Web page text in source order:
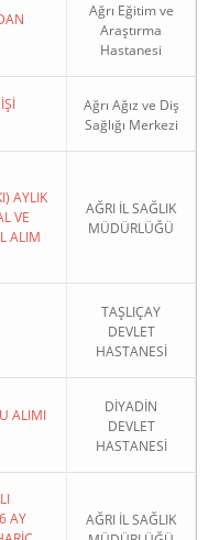
Ağrı Eğitim ve
Araştırma
Hastanesi
Ağrı Ağız ve Diş
Sağlığı Merkezi
AYLIK
VE
ALIM
AĞRI İL SAĞLIK
MÜDÜRLÜĞÜ
TAŞLIÇAY
DEVLET
HASTANESİ
ALIMI
DİYADİN
DEVLET
HASTANESİ
AY
AĞRI İL SAĞLIK